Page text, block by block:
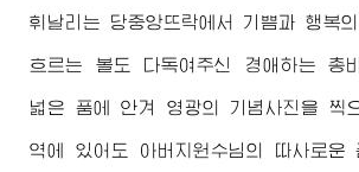
휘날리는 당중앙뜨락에서 기쁨과 행복
흐르는 볼도 다독여주신 경애하는 총
넓은 품에 안겨 영광의 기념사진을 찍
역에 있어도 아버지원수님 의 따사로운